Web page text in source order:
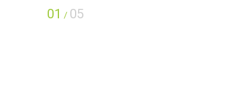
01 / 05